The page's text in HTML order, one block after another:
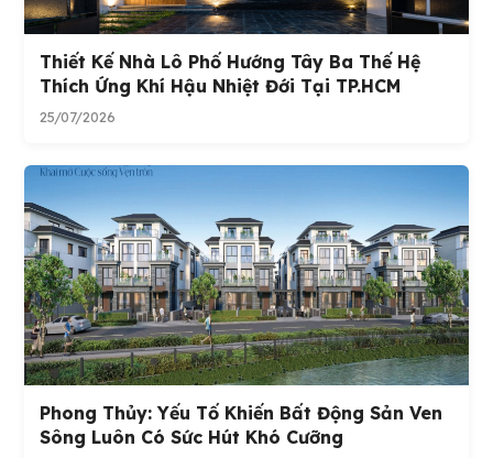
Thiết Kế Nhà Lô Phố Hướng Tây Ba Thế Hệ
Thích Ứng Khí Hậu Nhiệt Đới Tại TP.HCM
25/07/2026
Phong Thủy: Yếu Tố Khiến Bất Động Sản Ven
Sông Luôn Có Sức Hút Khó Cưỡng